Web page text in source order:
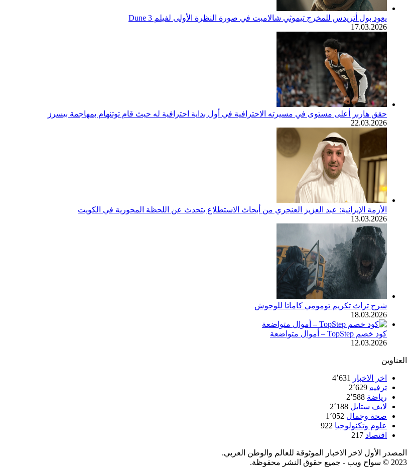
يعود بول أتريدس للمخرج تيموثي شالاميت في صورة النظرة الأولى لفيلم Dune 3
17.03.2026
حقق هاربر أعلى مستوى في مسيرته الاحترافية في أول بداية احترافية له حيث قام توتنهام بمهاجمة بيسرز
22.03.2026
الأزمة الإيرانية: عبد العزيز العنجري من أبحاث الاستطلاع يتحدث عن اللحظة المحورية في الكويت
13.03.2026
شرح تراث تكريم تومومي كاماتا للوحوش
18.03.2026
كود خصم TopStep – أموال متواضعة
12.03.2026
العناوين
اخر الاخبار
4٬631
ترفيه 2٬629
رياضة 2٬588
لايف ستايل 2٬188
صحة وجمال 1٬052
علوم وتكنولوجيا 922
اقتصاد 217
المصدر الأول لاخر الاخبار الموثوقة للعالم والوطن العربي.
2023 © سواح ويب - جميع حقوق النشر محفوظة.